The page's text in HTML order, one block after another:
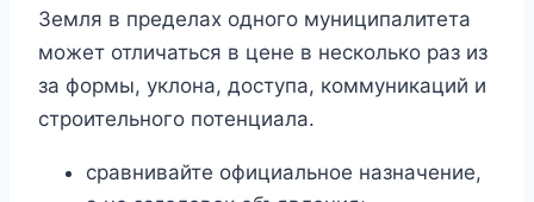
Земля в пределах одного муниципалитета
может отличаться в цене в несколько раз из
за формы, уклона, доступа, коммуникаций и
строительного потенциала.
сравнивайте официальное назначение,